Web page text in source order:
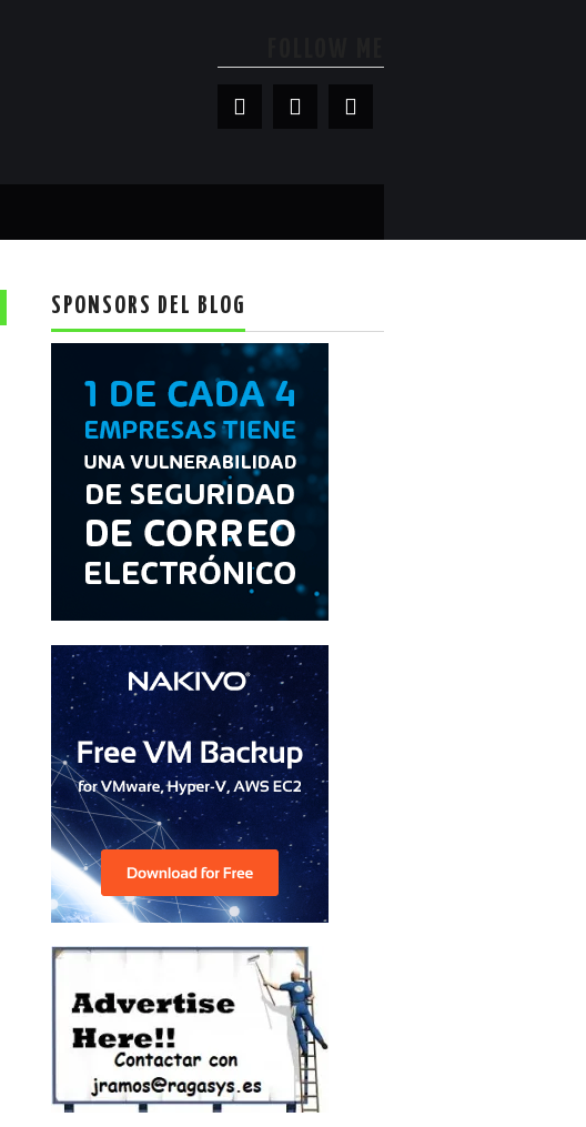
SPONSORS DEL BLOG